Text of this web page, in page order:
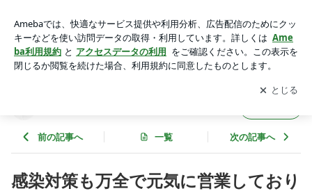
アプリをダウンロードして ブログの更新通知
を受け取りまし
ょう。
開く
前の記事へ 一覧 次の記事へ
感染対策も万全で元気に営業しており